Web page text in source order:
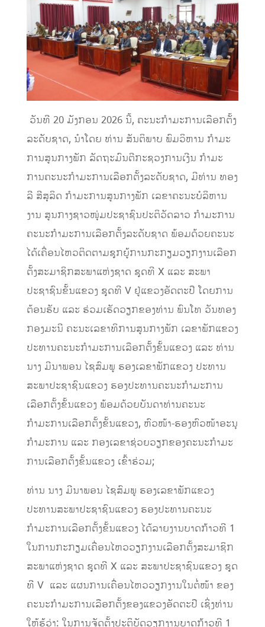
​ ວັນທີ 20 ມັງກອນ 2026 ນີ້, ຄະນະກໍາມະການເລືອກຕັ້ງ
ລະດັບຊາດ, ນໍາໂດຍ ທ່ານ ສັນຕິພາບ ພົມວິຫານ ກໍາມະ
ການສູນກາງພັກ ລັດຖະມົນຕີກະຊວງການເງີນ ກໍາມະ
ການຄະນະກໍາມະການເລືອກຕັ້ງລະດັບຊາດ, ມີທ່ານ ທອງ
ລີ ສີສຸລິດ ກໍາມະການສູນກາງພັກ ເລຂາຄະນະບໍລິຫານ
ງານ ສູນກາງຊາວໜຸ່ມປະຊາຊົນປະຕິວັດລາວ ກໍາມະການ
ຄະນະກໍາມະການເລືອກຕັ້ງລະດັບຊາດ ພ້ອມດ້ວຍຄະນະ
ໄດ້ເຄື່ອນໄຫວຕິດຕາມຊຸກຍູ້ການກະກຽມວຽກງານເລືອກ
ຕັ້ງສະມາຊິກສະພາແຫ່ງຊາດ ຊຸດທີ X ແລະ ສະພາ
ປະຊາຊົນຂັ້ນແຂວງ ຊຸດທີ V ຢູ່ແຂວງອັດຕະປື ໂດຍການ
ຕ້ອນຮັບ ແລະ ຮ່ວມເຮັດວຽກຂອງທ່ານ ພົນໂທ ວັນທອງ
ກອງມະນີ ຄະນະເລຂາທິການສູນກາງພັກ ເລຂາພັກແຂວງ
ປະທານຄະນະກໍາມະການເລືອກຕັ້ງຂັ້ນແຂວງ ແລະ ທ່ານ
ນາງ ມີນາພອນ ໄຊສົມພູ ຮອງເລຂາພັກແຂວງ ປະທານ
ສະພາປະຊາຊົນແຂວງ ຮອງປະທານຄະນະກໍາມະການ
ເລືອກຕັ້ງຂັ້ນແຂວງ ພ້ອມດ້ວຍບັນດາທ່ານຄະນະ
ກຳມະການເລືອກຕັ້ງຂັ້ນແຂວງ, ຫົວໜ້າ-ຮອງຫົວໜ້າອະນຸ
ກຳມະການ ແລະ ກອງເລຂາຊ່ວຍວຽກຂອງຄະນະກໍາມະ
ການເລືອກຕັ້ງຂັ້ນແຂວງ ເຂົ້າຮ່ວມ;
ທ່ານ ນາງ ມີນາພອນ ໄຊສົມພູ ຮອງເລຂາພັກແຂວງ
ປະທານສະພາປະຊາຊົນແຂວງ ຮອງປະທານຄະນະ
ກຳມະການເລືອກຕັ້ງຂັ້ນແຂວງ ໄດ້ລາຍງານບາດກ້າວທີ 1
ໃນການກະກຽມເຄື່ອນໄຫວວຽກງານເລືອກຕັ້ງສະມາຊິກ
ສະພາແຫ່ງຊາດ ຊຸດທີ X ແລະ ສະພາປະຊາຊົນແຂວງ ຊຸດ
ທີ V ແລະ ແຜນການເຄື່ອນໄຫວວຽກງານໃນຕໍ່ໜ້າ ຂອງ
ຄະນະກໍາມະການເລືອກຕັ້ງຂອງແຂວງອັດຕະປື ເຊິ່ງທ່ານ
ໃຫ້ຮູ້ວ່າ: ໃນການຈັດຕັ້ງປະຕິບັດວຽກງານບາດກ້າວທີ 1